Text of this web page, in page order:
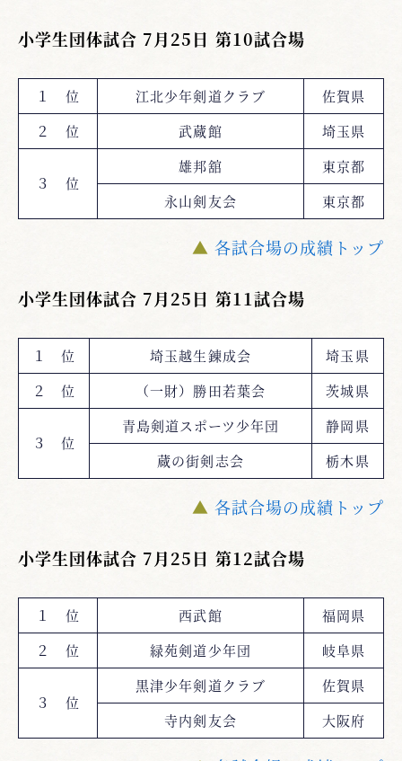
小学生団体試合 7月25日 第10試合場
１ 位 江北少年剣道クラブ
佐賀県
２ 位
武蔵館 埼玉県
３ 位
雄邦舘
東京都
永山剣友会
東京都
▲ 各試合場の成績トップ
小学生団体試合 7月25日 第11試合場
１ 位 埼玉越生錬成会
埼玉県
２ 位
（一財）勝田若葉会 茨城県
３ 位
青島剣道スポーツ少年団
静岡県
蔵の街剣志会
栃木県
▲ 各試合場の成績トップ
小学生団体試合 7月25日 第12試合場
１ 位 西武館
福岡県
２ 位
緑苑剣道少年団 岐阜県
３ 位
黒津少年剣道クラブ
佐賀県
寺内剣友会
大阪府